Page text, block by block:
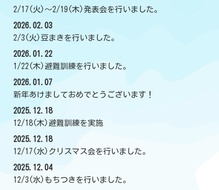
2/17(火)～2/19(木)発表会を行いました。
2026.02.03
2/3(火)豆まきを行いました。
2026.01.22
1/22(木)避難訓練を行いました。
2026.01.07
新年あけましておめでとうございます！
2025.12.18
12/18(木)避難訓練を実施
2025.12.18
12/17(水)クリスマス会を行いました。
2025.12.04
12/3(水)もちつきを行いました。